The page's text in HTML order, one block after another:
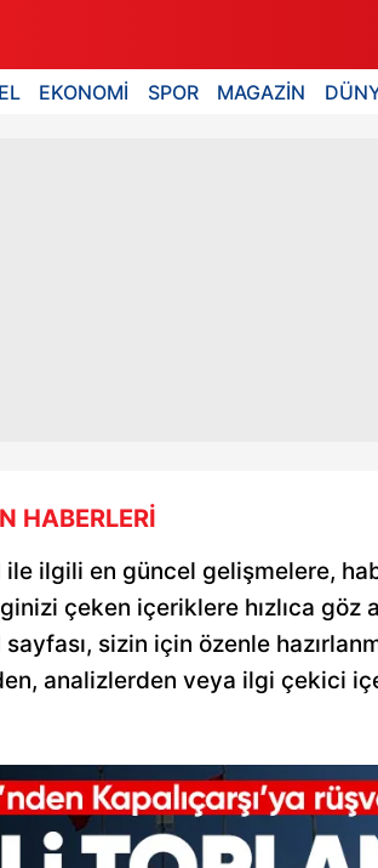
EKONOMİ SPOR MAGAZİN
HABERLERİ
ile ilgili en güncel gelişmelere,
çeken içeriklere hızlıca
sayfası, sizin için özenle
analizlerden veya ilgi çekici